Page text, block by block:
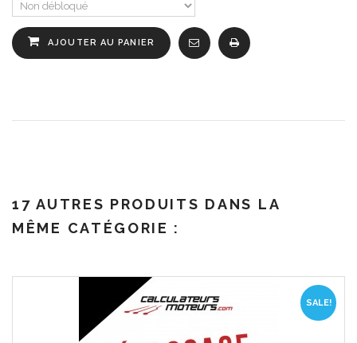
AJOUTER AU PANIER
17 AUTRES PRODUITS DANS LA
MÊME CATÉGORIE :
SALE!